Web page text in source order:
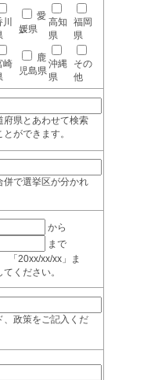
愛
媛県
高知
県
福岡
県
崎
鹿
児島県
沖縄
県
その
他
県とあわせて検索
ができます。
で選挙区が分かれ
から
まで
20xx/xx/xx」ま
ください。
政策をご記入くだ